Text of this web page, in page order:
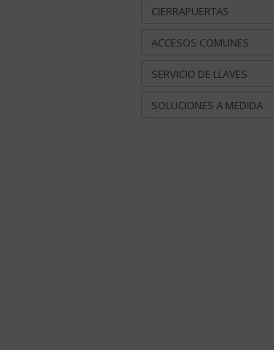
CIERRAPUERTAS
ACCESOS COMUNES
SERVICIO DE LLAVES
SOLUCIONES A MEDIDA